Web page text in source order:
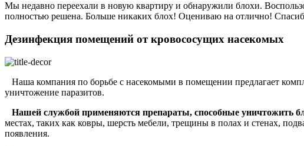
Мы недавно переехали в новую квартиру и обнаружили блохи.
полностью решена. Больше никаких блох! Оцениваю на отлично!
Дезинфекция помещений от кровососущих насекомых
Наша компания по борьбе с насекомыми в помещении предлагает
уничтожение паразитов.
Нашей службой применяются препараты, способные уничтожить
местах, таких как ковры, шерсть мебели, трещины в полах и стенах,
появления.